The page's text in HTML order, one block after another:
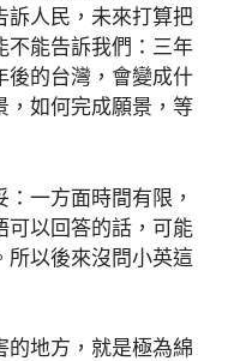
訴人民，未來打算把
不能告訴我們：三年
後的台灣，會變成什
，如何完成願景，等
一方面時間有限，
可以回答的話，可能
所以後來沒問小英這
的地方，就是極為綿